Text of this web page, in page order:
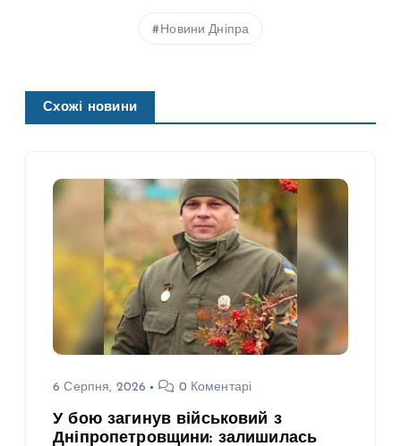
Новини Дніпра
Схожі новини
6 Серпня, 2026 0 Коментарі
У бою загинув військовий з
Дніпропетровщини: залишилась